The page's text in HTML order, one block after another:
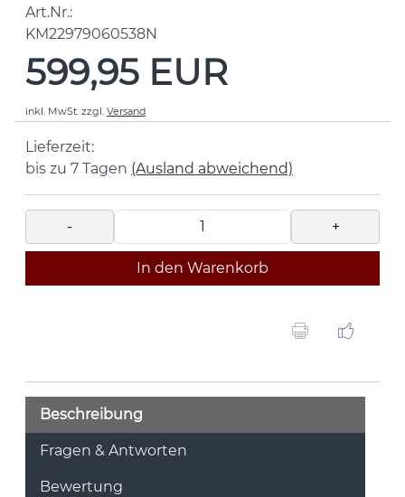
Art.Nr.:
KM22979060538N
599,95 EUR
inkl. MwSt. zzgl. Versand
Lieferzeit:
bis zu 7 Tagen (Ausland abweichend)
- +
In den Warenkorb
Beschreibung
Fragen & Antworten
Bewertung